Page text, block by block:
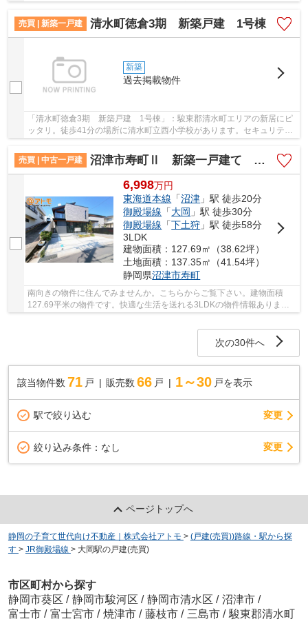
売買 | 新築一戸建
清水町徳倉3期 新築戸建 1号棟
新築
過去掲載物件
「清水町徳倉3期 新築戸建 1号棟」：駿東郡清水町エリアの新居にピ
ッタリ。徒歩41分の場所に清水町立西小学校があります。セキュリティ
売買 | 中古一戸建
沼津市寿町Ⅱ 新築一戸建て 全1棟
6,998万円
東海道本線 「沼津 」駅 徒歩20分
御殿場線 「大岡 」駅 徒歩30分
御殿場線 「下土狩 」駅 徒歩58分
3LDK
建物面積：127.69㎡（38.62坪）
土地面積：137.35㎡（41.54坪）
静岡県沼津市寿町
南向きの物件に住んでみませんか。こちらからご覧下さい。建物面積
127.69平米の物件です。快適な生活を送れる3LDKの物件情報ありま
す。来訪者の顔が確認できる、安心のTVインターホン...
次の30件へ
該当物件数 71 戸 販売数 66 戸 1～30 戸を表示
駅で絞り込む 変更
絞り込み条件： なし 変更
ページトップへ
静岡の子育て世代向け不動産｜株式会社アトモ > (戸建(売買))路線・駅から探
す > JR御殿場線 > 大岡駅の戸建(売買)
市区町村から探す
静岡市葵区 / 静岡市駿河区 / 静岡市清水区 / 沼津市 /
富士市 / 富士宮市 / 焼津市 / 藤枝市 / 三島市 / 駿東郡清水町